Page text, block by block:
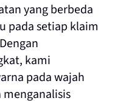
yang berbeda
pada setiap klaim
kami
pada wajah